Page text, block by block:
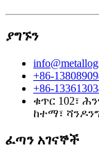
ያግኙን
+86-
+86-
ቁጥር 102፣
ከተማ፣
ፈጣን አገናኞች